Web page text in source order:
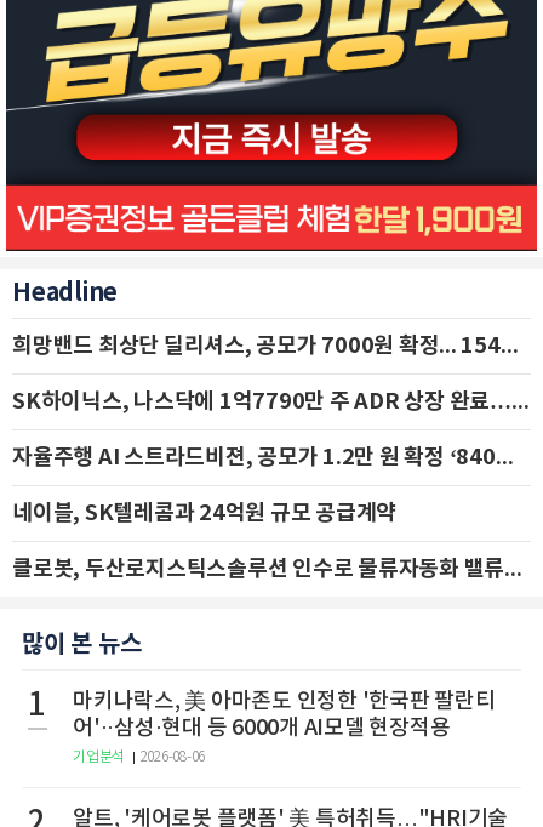
Headline
희망밴드 최상단 딜리셔스, 공모가 7000원 확정... 154억 규모 IPO 돌입
SK하이닉스, 나스닥에 1억7790만 주 ADR 상장 완료…29일 국내 추가 상장
자율주행 AI 스트라드비젼, 공모가 1.2만 원 확정 ‘840억 수혈’
네이블, SK텔레콤과 24억원 규모 공급계약
클로봇, 두산로지스틱스솔루션 인수로 물류자동화 밸류체인 확장 추진 - IBK투자증권
많이 본 뉴스
1
마키나락스, 美 아마존도 인정한 '한국판 팔란티
어'··삼성·현대 등 6000개 AI모델 현장적용
기업분석 2026-08-06
알트, '케어로봇 플랫폼' 美 특허취득…"HRI기술